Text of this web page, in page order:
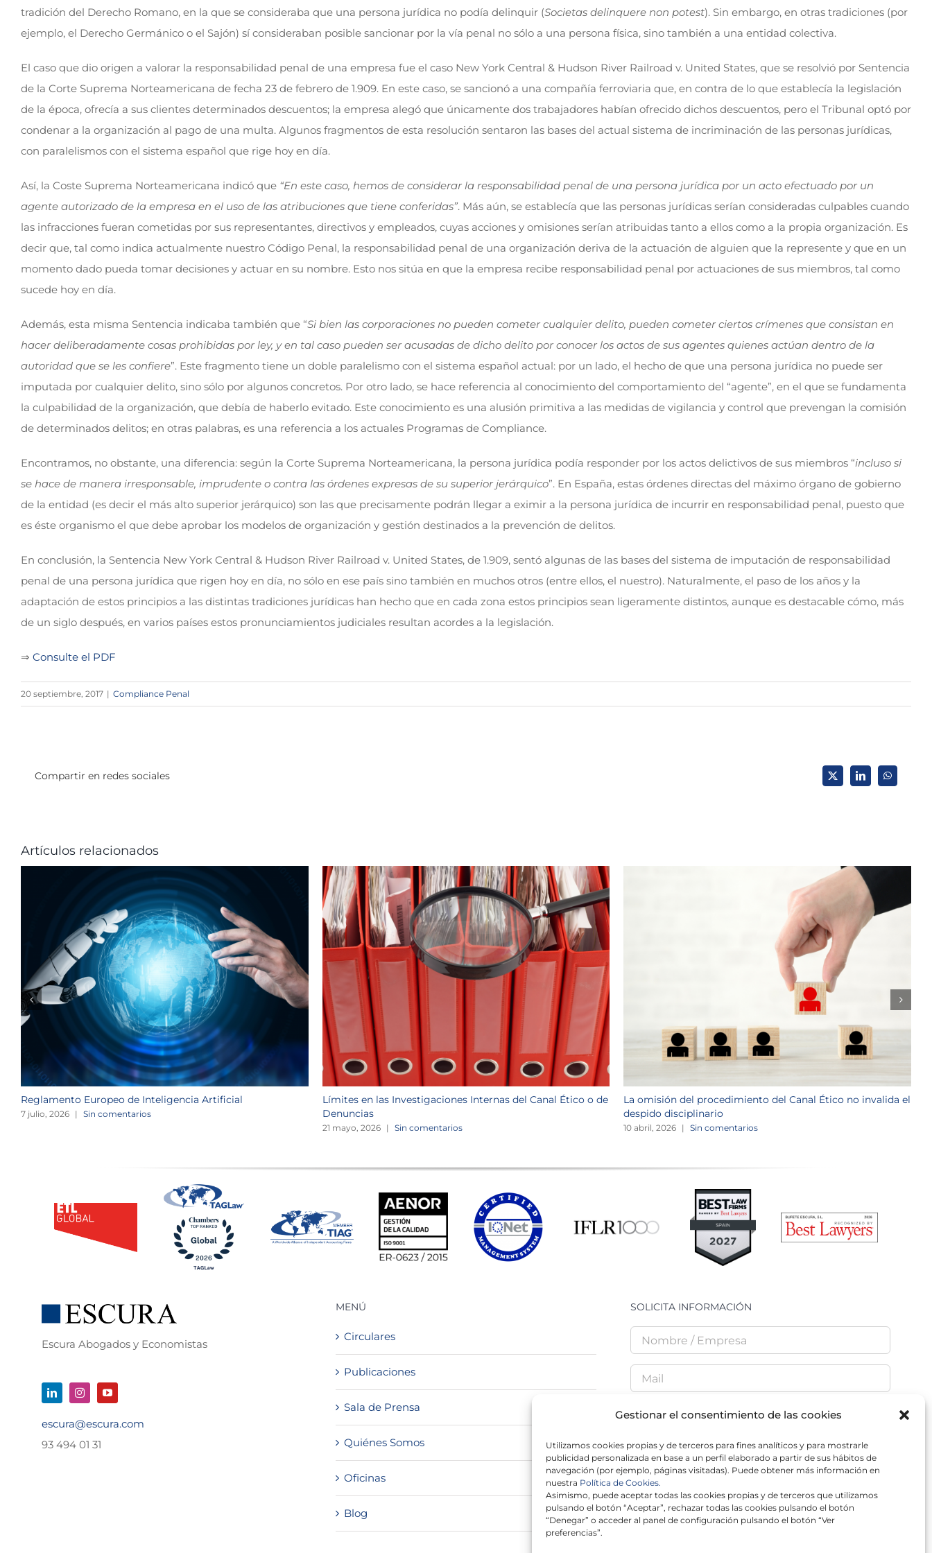
Gestionar el consentimiento de las cookies
Utilizamos cookies propias y de terceros para fines analíticos y para mostrarle
publicidad personalizada en base a un perfil elaborado a partir de sus hábitos de
navegación (por ejemplo, páginas visitadas). Puede obtener más información en
nuestra Política de Cookies.
Asimismo, puede aceptar todas las cookies propias y de terceros que utilizamos
pulsando el botón “Aceptar”, rechazar todas las cookies pulsando el botón
“Denegar” o acceder al panel de configuración pulsando el botón “Ver
preferencias”.
tradición del Derecho Romano, en la que se consideraba que una persona jurídica no podía delinquir (Societas delinquere non potest). Sin embargo, en otras tradiciones (por
ejemplo, el Derecho Germánico o el Sajón) sí consideraban posible sancionar por la vía penal no sólo a una persona física, sino también a una entidad colectiva.
El caso que dio origen a valorar la responsabilidad penal de una empresa fue el caso New York Central & Hudson River Railroad v. United States, que se resolvió por Sentencia
de la Corte Suprema Norteamericana de fecha 23 de febrero de 1.909. En este caso, se sancionó a una compañía ferroviaria que, en contra de lo que establecía la legislación
de la época, ofrecía a sus clientes determinados descuentos; la empresa alegó que únicamente dos trabajadores habían ofrecido dichos descuentos, pero el Tribunal optó por
condenar a la organización al pago de una multa. Algunos fragmentos de esta resolución sentaron las bases del actual sistema de incriminación de las personas jurídicas,
con paralelismos con el sistema español que rige hoy en día.
Así, la Coste Suprema Norteamericana indicó que “En este caso, hemos de considerar la responsabilidad penal de una persona jurídica por un acto efectuado por un
agente autorizado de la empresa en el uso de las atribuciones que tiene conferidas”. Más aún, se establecía que las personas jurídicas serían consideradas culpables cuando
las infracciones fueran cometidas por sus representantes, directivos y empleados, cuyas acciones y omisiones serían atribuidas tanto a ellos como a la propia organización. Es
decir que, tal como indica actualmente nuestro Código Penal, la responsabilidad penal de una organización deriva de la actuación de alguien que la represente y que en un
momento dado pueda tomar decisiones y actuar en su nombre. Esto nos sitúa en que la empresa recibe responsabilidad penal por actuaciones de sus miembros, tal como
sucede hoy en día.
Además, esta misma Sentencia indicaba también que “Si bien las corporaciones no pueden cometer cualquier delito, pueden cometer ciertos crímenes que consistan en
hacer deliberadamente cosas prohibidas por ley, y en tal caso pueden ser acusadas de dicho delito por conocer los actos de sus agentes quienes actúan dentro de la
autoridad que se les confiere”. Este fragmento tiene un doble paralelismo con el sistema español actual: por un lado, el hecho de que una persona jurídica no puede ser
imputada por cualquier delito, sino sólo por algunos concretos. Por otro lado, se hace referencia al conocimiento del comportamiento del “agente”, en el que se fundamenta
la culpabilidad de la organización, que debía de haberlo evitado. Este conocimiento es una alusión primitiva a las medidas de vigilancia y control que prevengan la comisión
de determinados delitos; en otras palabras, es una referencia a los actuales Programas de Compliance.
Encontramos, no obstante, una diferencia: según la Corte Suprema Norteamericana, la persona jurídica podía responder por los actos delictivos de sus miembros “incluso si
se hace de manera irresponsable, imprudente o contra las órdenes expresas de su superior jerárquico”. En España, estas órdenes directas del máximo órgano de gobierno
de la entidad (es decir el más alto superior jerárquico) son las que precisamente podrán llegar a eximir a la persona jurídica de incurrir en responsabilidad penal, puesto que
es éste organismo el que debe aprobar los modelos de organización y gestión destinados a la prevención de delitos.
En conclusión, la Sentencia New York Central & Hudson River Railroad v. United States, de 1.909, sentó algunas de las bases del sistema de imputación de responsabilidad
penal de una persona jurídica que rigen hoy en día, no sólo en ese país sino también en muchos otros (entre ellos, el nuestro). Naturalmente, el paso de los años y la
adaptación de estos principios a las distintas tradiciones jurídicas han hecho que en cada zona estos principios sean ligeramente distintos, aunque es destacable cómo, más
de un siglo después, en varios países estos pronunciamientos judiciales resultan acordes a la legislación.
⇒ Consulte el PDF
20 septiembre, 2017 | Compliance Penal
Compartir en redes sociales X LinkedInWhatsApp
Artículos relacionados
Reglamento Europeo de Inteligencia Artificial
7 julio, 2026 | Sin comentarios
Límites en las Investigaciones Internas del Canal Ético o de
Denuncias
21 mayo, 2026 | Sin comentarios
La omisión del procedimiento del Canal Ético no invalida el
despido disciplinario
10 abril, 2026 | Sin comentarios
Escura Abogados y Economistas
escura@escura.com
93 494 01 31
MENÚ
Circulares
Publicaciones
Sala de Prensa
Quiénes Somos
Oficinas
Blog
SOLICITA INFORMACIÓN
He leído y acepto laPolítica de Privacidad